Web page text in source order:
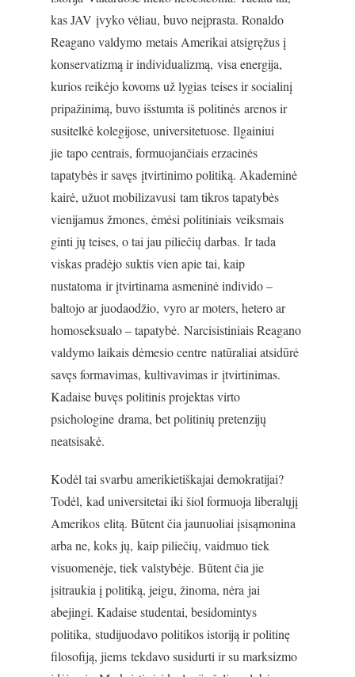
kas JAV įvyko vėliau, buvo neįprasta. Ronaldo
Reagano valdymo metais Amerikai atsigręžus į
konservatizmą ir individualizmą, visa energija,
kurios reikėjo kovoms už lygias teises ir socialinį
pripažinimą, buvo išstumta iš politinės arenos ir
susitelkė kolegijose, universitetuose. Ilgainiui
jie tapo centrais, formuojančiais erzacinės
tapatybės ir savęs įtvirtinimo politiką. Akademinė
kairė, užuot mobilizavusi tam tikros tapatybės
vienijamus žmones, ėmėsi politiniais veiksmais
ginti jų teises, o tai jau piliečių darbas. Ir tada
viskas pradėjo suktis vien apie tai, kaip
nustatoma ir įtvirtinama asmeninė individo –
baltojo ar juodaodžio, vyro ar moters, hetero ar
homoseksualo – tapatybė. Narcisistiniais Reagano
valdymo laikais dėmesio centre natūraliai atsidūrė
savęs formavimas, kultivavimas ir įtvirtinimas.
Kadaise buvęs politinis projektas virto
psichologine drama, bet politinių pretenzijų
neatsisakė.
Kodėl tai svarbu amerikietiškajai demokratijai?
Todėl, kad universitetai iki šiol formuoja liberalųjį
Amerikos elitą. Būtent čia jaunuoliai įsisąmonina
arba ne, koks jų, kaip piliečių, vaidmuo tiek
visuomenėje, tiek valstybėje. Būtent čia jie
įsitraukia į politiką, jeigu, žinoma, nėra jai
abejingi. Kadaise studentai, besidomintys
politika, studijuodavo politikos istoriją ir politinę
filosofiją, jiems tekdavo susidurti ir su marksizmo